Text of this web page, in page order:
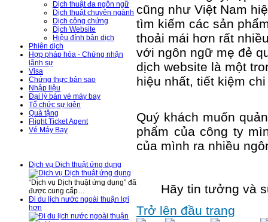
Dịch thuật đa ngôn ngữ
Dịch thuật chuyên ngành
Dịch công chứng
Dịch Website
Hiệu đính bản dịch
Phiên dịch
Hợp pháp hóa - Chứng nhận
lãnh sự
Visa
Chứng thực bản sao
Nhập liệu
Đại lý bán vé máy bay
Tổ chức sự kiện
Quà tặng
Flight Ticket Agent
Vé Máy Bay
Dịch vụ Dịch thuật ứng dụng
“Dịch vụ Dịch thuật ứng dụng” đã
được cung cấp…
Đi du lịch nước ngoài thuận lợi
hơn
cũng như Việt Nam
tìm kiếm các sản
thoải mái hơn rất
với ngôn ngữ mẹ đẻ
dịch website là một
hiệu nhất, tiết kiệm
Quý khách muốn
phẩm của công ty
của mình ra nhiều
Hãy tin tưởng và
Trở lên đầu trang